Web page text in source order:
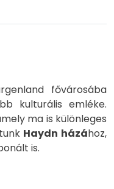
fővárosába
kulturális emléke.
ma is különleges
Haydn házához,
is.